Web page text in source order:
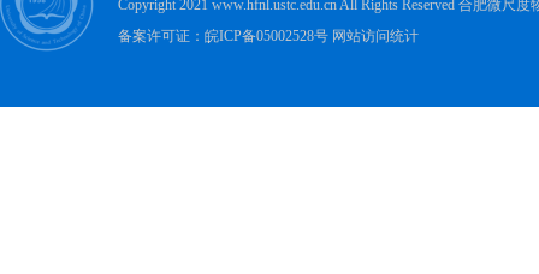
Copyright 2021 www.hfnl.ustc.edu.cn All Rights Reserved 合肥微尺
备案许可证：皖ICP备05002528号 网站访问统计